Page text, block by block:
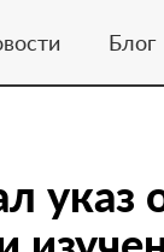
Блог
указ